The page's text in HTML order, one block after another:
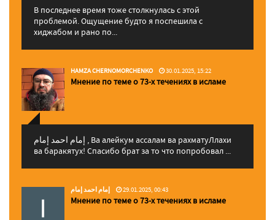
В последнее время тоже столкнулась с этой
проблемой. Ощущение будто я поспешила с
хиджабом и рано по...
HAMZA CHERNOMORCHENKO 30.01.2025, 15:22
Мнение по теме о 73-х течениях в исламе
إمام احمد إمام , Ва алейкум ассалам ва рахматуЛлахи
ва баракятух! Спасибо брат за то что попробовал ...
إمام احمد إمام 29.01.2025, 00:43
Мнение по теме о 73-х течениях в исламе